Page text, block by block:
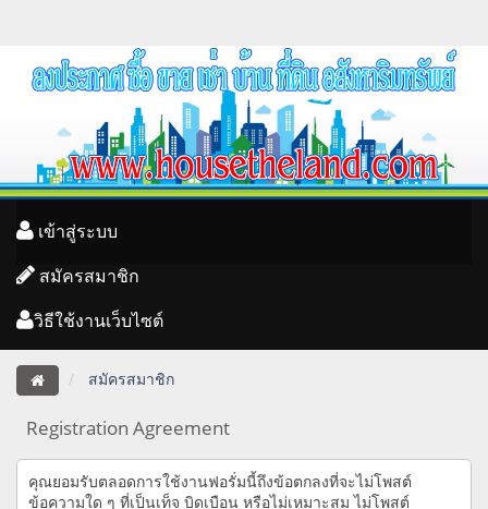
เข้าสู่ระบบ
สมัครสมาชิก
วิธีใช้งานเว็บไซต์
สมัครสมาชิก
Registration Agreement
คุณยอมรับตลอดการใช้งานฟอรั่มนี้ถึงข้อตกลงที่จะไม่โพสต์
ข้อความใด ๆ ที่เป็นเท็จ บิดเบือน หรือไม่เหมาะสม ไม่โพสต์